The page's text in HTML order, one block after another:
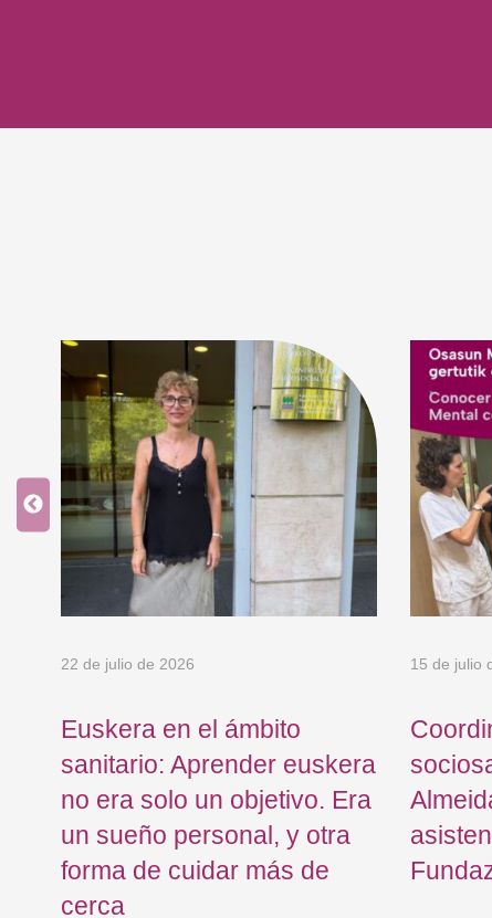
22 de julio de 2026
Euskera en el ámbito
sanitario: Aprender euskera
no era solo un objetivo. Era
un sueño personal, y otra
forma de cuidar más de
cerca
15 de julio